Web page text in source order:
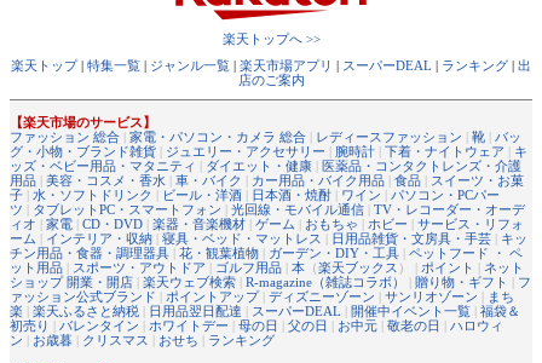
楽天トップへ >>
楽天トップ| 特集一覧 | ジャンル一覧 | 楽天市場アプリ | スーパーDEAL | ランキング | 出
店のご案内
【楽天市場のサービス】
ファッション 総合 | 家電・パソコン・カメラ 総合 | レディースファッション | 靴 | バッ
グ・小物・ブランド雑貨 | ジュエリー・アクセサリー | 腕時計 | 下着・ナイトウェア | キ
ッズ・ベビー用品・マタニティ | ダイエット・健康 | 医薬品・コンタクトレンズ・介護
用品 | 美容・コスメ・香水 | 車・バイク | カー用品・バイク用品 | 食品 | スイーツ・お菓
子 | 水・ソフトドリンク | ビール・洋酒 | 日本酒・焼酎 | ワイン | パソコン・PCパー
ツ | タブレットPC・スマートフォン | 光回線・モバイル通信 | TV・レコーダー・オーデ
ィオ | 家電 | CD・DVD | 楽器・音楽機材 | ゲーム | おもちゃ | ホビー | サービス・リフォ
ーム | インテリア・収納 | 寝具・ベッド・マットレス | 日用品雑貨・文房具・手芸 | キッ
チン用品・食器・調理器具 | 花・観葉植物 | ガーデン・DIY・工具 | ペットフード ・ ペ
ット用品 | スポーツ・アウトドア | ゴルフ用品 | 本 （楽天ブックス ） | ポイント | ネット
ショップ 開業・開店 | 楽天ウェブ検索 | R-magazine（雑誌コラボ） | 贈り物・ギフト | フ
ァッション公式ブランド | ポイントアップ| ディズニーゾーン | サンリオゾーン | まち
楽 | 楽天ふるさと納税 | 日用品翌日配達 | スーパーDEAL | 開催中イベント一覧 | 福袋＆
初売り | バレンタイン | ホワイトデー | 母の日 | 父の日 | お中元 | 敬老の日 | ハロウィ
ン | お歳暮 | クリスマス | おせち | ランキング